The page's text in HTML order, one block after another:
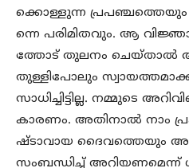
ക്കൊള്ളുന്ന
ന്നെ പരിമിതവും. ആ
ത്തോട് തുലനം ചെയ്താൽ
തുള്ളിപോലും
സാധിച്ചിട്ടില്ല. നമ്മുടെ
കാരണം. അതിനാൽ നാം
ഷ്ടാവായ ദൈവത്തെയും
സംബന്ധിച്ച് അറിയണമെന്ന്